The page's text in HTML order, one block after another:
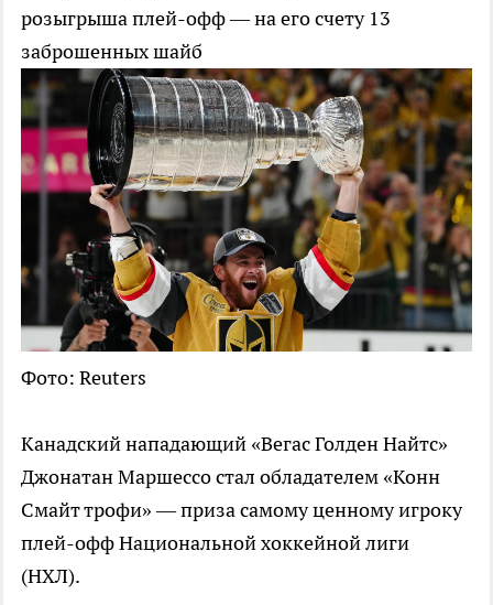
розыгрыша плей-офф — на его счету 13
заброшенных шайб
Фото: Reuters
Канадский нападающий «Вегас Голден Найтс»
Джонатан Маршессо стал обладателем «Конн
Смайт трофи» — приза самому ценному игроку
плей-офф Национальной хоккейной лиги
(НХЛ).